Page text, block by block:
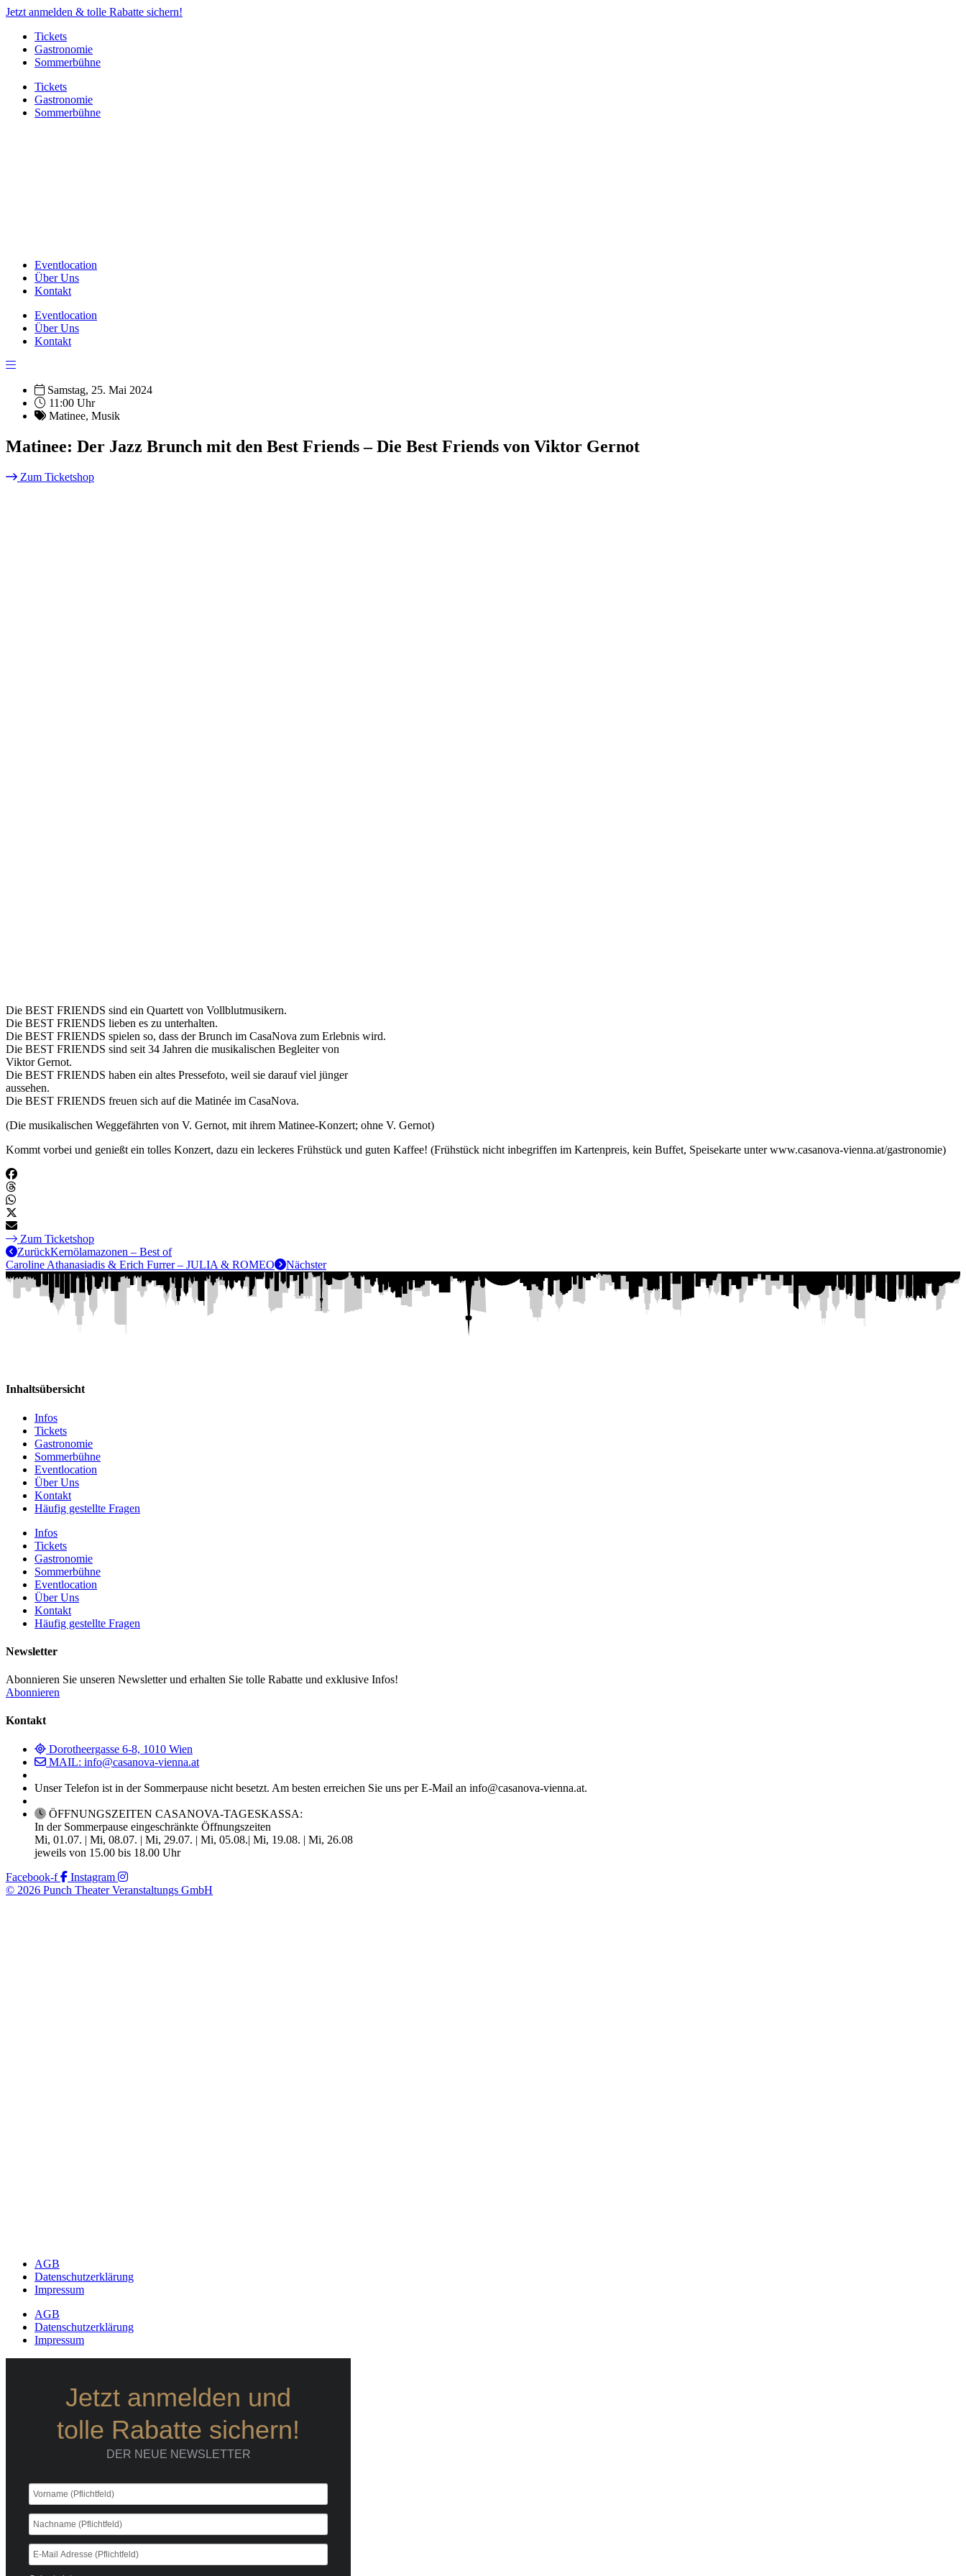
Jetzt anmelden & tolle Rabatte sichern!
Tickets
Gastronomie
Sommerbühne
Tickets
Gastronomie
Sommerbühne
Eventlocation
Über Uns
Kontakt
Eventlocation
Über Uns
Kontakt
Samstag, 25. Mai 2024
11:00 Uhr
Matinee, Musik
Matinee: Der Jazz Brunch mit den Best Friends – Die Best Friends von Viktor Gernot
Zum Ticketshop
Die BEST FRIENDS sind ein Quartett von Vollblutmusikern.
Die BEST FRIENDS lieben es zu unterhalten.
Die BEST FRIENDS spielen so, dass der Brunch im CasaNova zum Erlebnis wird.
Die BEST FRIENDS sind seit 34 Jahren die musikalischen Begleiter von
Viktor Gernot.
Die BEST FRIENDS haben ein altes Pressefoto, weil sie darauf viel jünger
aussehen.
Die BEST FRIENDS freuen sich auf die Matinée im CasaNova.
(Die musikalischen Weggefährten von V. Gernot, mit ihrem Matinee-Konzert; ohne V. Gernot)
Kommt vorbei und genießt ein tolles Konzert, dazu ein leckeres Frühstück und guten Kaffee! (Frühstück nicht inbegriffen im Kartenpreis, kein Buffet, Speisekarte unter www.casanova-vienna.at/gastronomie)
Zum Ticketshop
ZurückKernölamazonen – Best of
Caroline Athanasiadis & Erich Furrer – JULIA & ROMEO
Nächster
Inhaltsübersicht
Infos
Tickets
Gastronomie
Sommerbühne
Eventlocation
Über Uns
Kontakt
Häufig gestellte Fragen
Infos
Tickets
Gastronomie
Sommerbühne
Eventlocation
Über Uns
Kontakt
Häufig gestellte Fragen
Newsletter
Abonnieren Sie unseren Newsletter und erhalten Sie tolle Rabatte und exklusive Infos!
Abonnieren
Kontakt
Dorotheergasse 6-8, 1010 Wien
MAIL: info@casanova-vienna.at
Unser Telefon ist in der Sommerpause nicht besetzt. Am besten erreichen Sie uns per E-Mail an info@casanova-vienna.at.
ÖFFNUNGSZEITEN CASANOVA-TAGESKASSA:
In der Sommerpause eingeschränkte Öffnungszeiten
Mi, 01.07. | Mi, 08.07. | Mi, 29.07. | Mi, 05.08.| Mi, 19.08. | Mi, 26.08
jeweils von 15.00 bis 18.00 Uhr
Facebook-f
Instagram
© 2026 Punch Theater Veranstaltungs GmbH
AGB
Datenschutzerklärung
Impressum
AGB
Datenschutzerklärung
Impressum
Jetzt anmelden und
tolle Rabatte sichern!
DER NEUE NEWSLETTER